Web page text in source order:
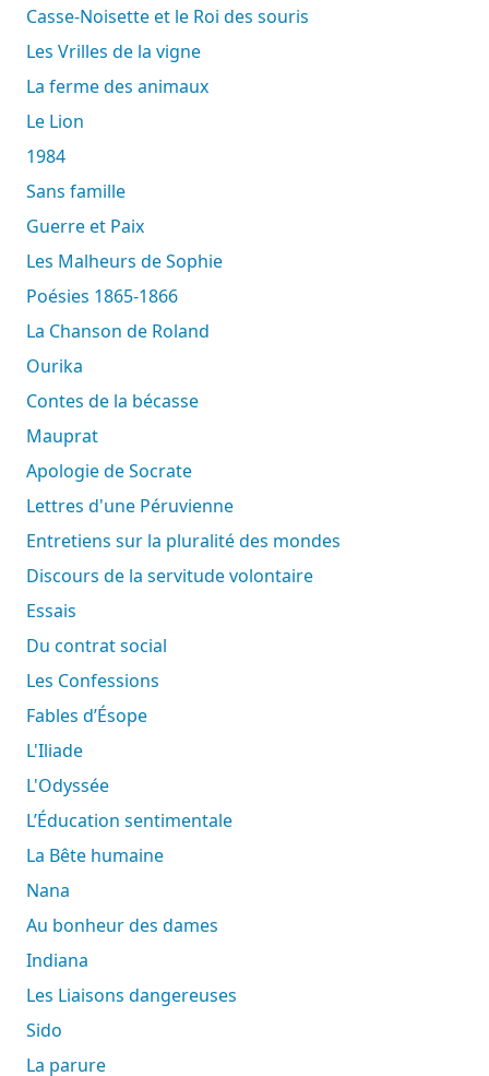
Casse-Noisette et le Roi des souris
Les Vrilles de la vigne
La ferme des animaux
Le Lion
1984
Sans famille
Guerre et Paix
Les Malheurs de Sophie
Poésies 1865-1866
La Chanson de Roland
Ourika
Contes de la bécasse
Mauprat
Apologie de Socrate
Lettres d'une Péruvienne
Entretiens sur la pluralité des mondes
Discours de la servitude volontaire
Essais
Du contrat social
Les Confessions
Fables d’Ésope
L'Iliade
L'Odyssée
L’Éducation sentimentale
La Bête humaine
Nana
Au bonheur des dames
Indiana
Les Liaisons dangereuses
Sido
La parure